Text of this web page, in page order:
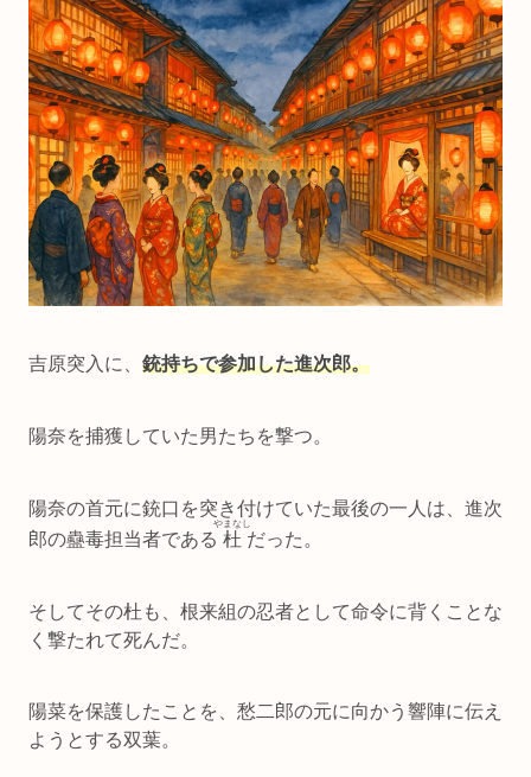
吉原突入に、 銃持ちで参加した進次郎。
陽奈を捕獲していた男たちを撃つ。
陽奈の首元に銃口を突き付けていた最後の一人は、進次
郎の蠱毒担当者である 杜
やまなし
だった。
そしてその杜 も、根来組の忍者として命令に背くことな
く撃たれて死んだ。
陽菜を保護したことを、愁二郎の元に向かう響陣に伝え
ようとする双葉。